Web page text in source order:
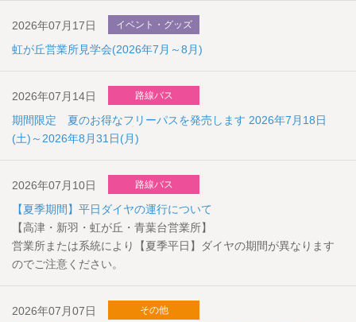
2026年07月17日 イベント・グッズ
虹が丘営業所見学会(2026年7月～8月)
2026年07月14日 路線バス
期間限定 夏のお得なフリーパスを発売します 2026年7月18日
(土)～2026年8月31日(月)
2026年07月10日 路線バス
【夏季期間】平日ダイヤの運行について
【高津・新羽・虹が丘・青葉台営業所】
営業所または系統により【夏季平日】ダイヤの期間が異なります
のでご注意ください。
2026年07月07日 その他